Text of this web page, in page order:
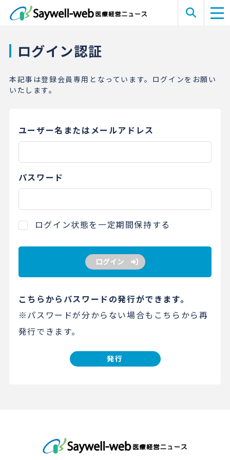
ログイン認証
本記事は登録会員専用となっています。ログインをお願い
いたします。
ユーザー名またはメールアドレス
パスワード
ログイン状態を一定期間保持する
ログイン
こちらからパスワードの発行ができます。
※パスワードが分からない場合もこちらから再
発行できます。
発行